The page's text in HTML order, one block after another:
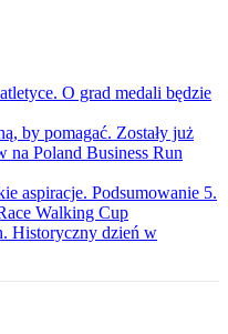
O grad medali będzie
by pomagać. Zostały już
na Poland Business Run
aspiracje. Podsumowanie 5.
Walking Cup
Historyczny dzień w